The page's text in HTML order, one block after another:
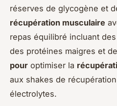
réserves de glycogène et
récupération musculaire
repas équilibré incluant
des protéines maigres et
pour optimiser la
aux shakes de
électrolytes.